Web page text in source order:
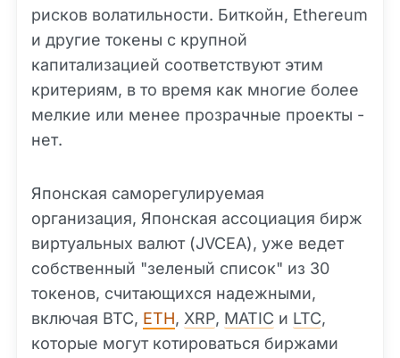
рисков волатильности. Биткойн, Ethereum
и другие токены с крупной
капитализацией соответствуют этим
критериям, в то время как многие более
мелкие или менее прозрачные проекты -
нет.
Японская саморегулируемая
организация, Японская ассоциация бирж
виртуальных валют (JVCEA), уже ведет
собственный "зеленый список" из 30
токенов, считающихся надежными,
включая BTC, ETH, XRP, MATIC и LTC,
которые могут котироваться биржами